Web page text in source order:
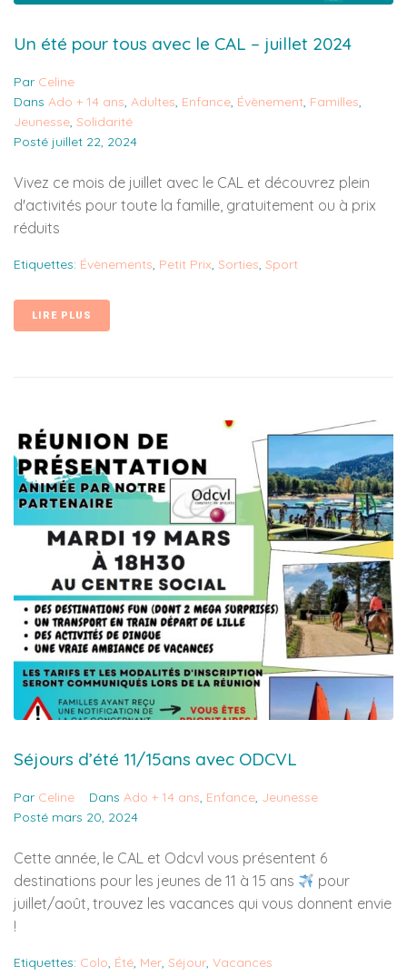
Un été pour tous avec le CAL – juillet 2024
Par Celine
Dans Ado + 14 ans, Adultes, Enfance, Évènement, Familles,
Jeunesse, Solidarité
Posté juillet 22, 2024
Vivez ce mois de juillet avec le CAL et découvrez plein
d'activités pour toute la famille, gratuitement ou à prix
réduits
Etiquettes: Évènements, Petit Prix, Sorties, Sport
LIRE PLUS
Séjours d’été 11/15ans avec ODCVL
Par Celine Dans Ado + 14 ans, Enfance, Jeunesse
Posté mars 20, 2024
Cette année, le CAL et Odcvl vous présentent 6
destinations pour les jeunes de 11 à 15 ans
pour
juillet/août, trouvez les vacances qui vous donnent envie
!
Etiquettes: Colo, Été, Mer, Séjour, Vacances